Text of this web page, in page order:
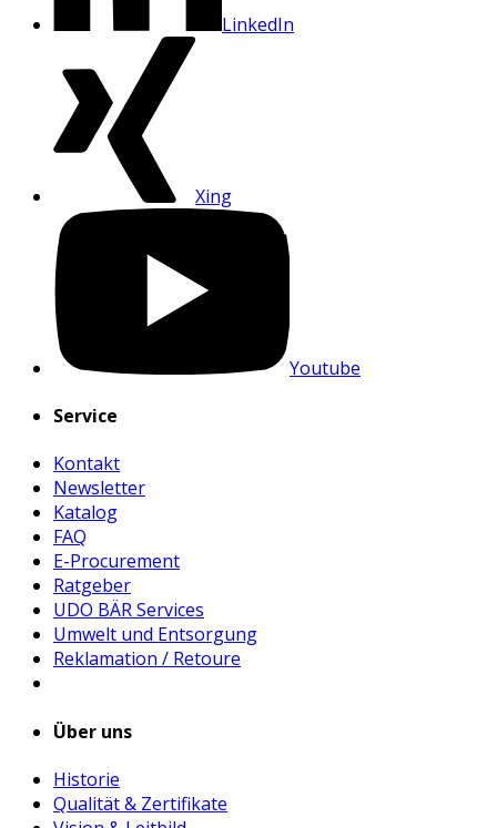
LinkedIn
Xing
Youtube
Service
Kontakt
Newsletter
Katalog
FAQ
E-Procurement
Ratgeber
UDO BÄR Services
Umwelt und Entsorgung
Reklamation / Retoure
Über uns
Historie
Qualität & Zertifikate